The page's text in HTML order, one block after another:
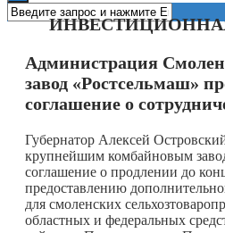
Администрация
завод «Ростсельмаш»
соглашение о
Губернатор Алексей
крупнейшим комбайновым
соглашение о продлении до
предоставлению
для смоленских
областных и федеральных